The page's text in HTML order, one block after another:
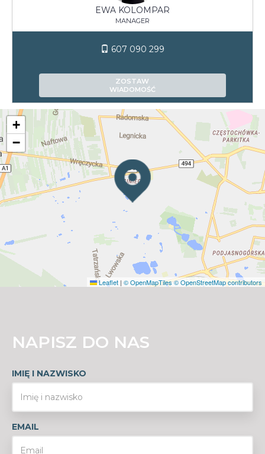
EWA KOLOMPAR
MANAGER
607 090 299
ZOSTAW
WIADOMOŚĆ
+
−
Leaflet | © OpenMapTiles© OpenStreetMap contributors
NAPISZ DO NAS
IMIĘ I NAZWISKO
EMAIL